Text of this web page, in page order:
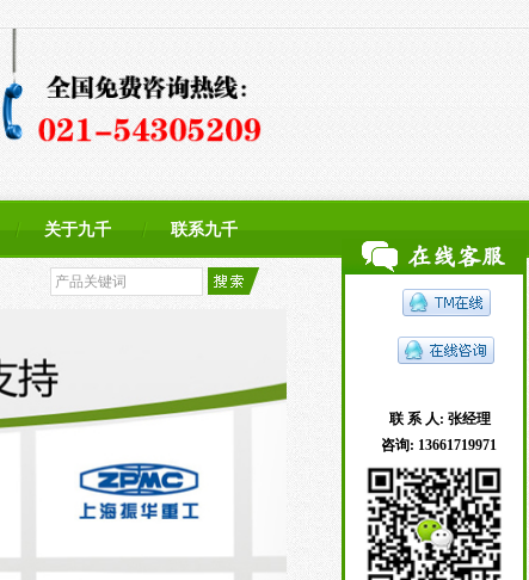
联 系 人: 张经理
咨询: 13661719971
关于九千 联系九千